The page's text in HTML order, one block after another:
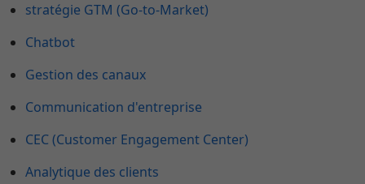
stratégie GTM (Go-to-Market)
Chatbot
Gestion des canaux
Communication d'entreprise
CEC (Customer Engagement Center)
Analytique des clients